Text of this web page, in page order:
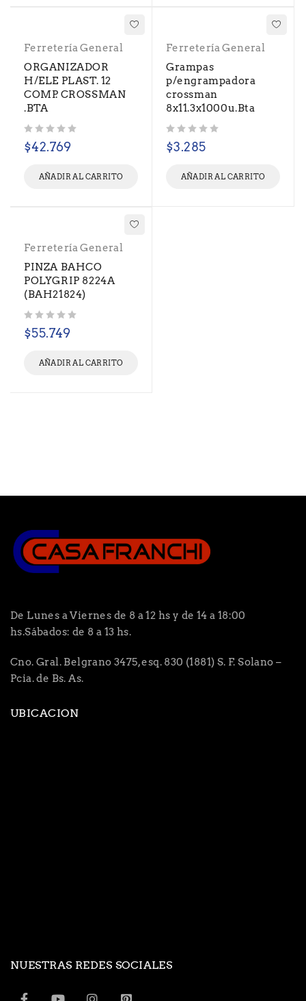
Ferretería General
ORGANIZADOR
H/ELE PLAST. 12
COMP. CROSSMAN
.BTA
$42.769
AÑADIR AL CARRITO
Ferretería General
Grampas
p/engrampadora
crossman
8x11.3x1000u.Bta
$3.285
AÑADIR AL CARRITO
Ferretería General
PINZA BAHCO
POLYGRIP 8224A
(BAH21824)
$55.749
AÑADIR AL CARRITO
De Lunes a Viernes de 8 a 12 hs y de 14 a 18:00
hs.Sábados: de 8 a 13 hs.
Cno. Gral. Belgrano 3475, esq. 830 (1881) S. F. Solano –
Pcia. de Bs. As.
UBICACION
NUESTRAS REDES SOCIALES